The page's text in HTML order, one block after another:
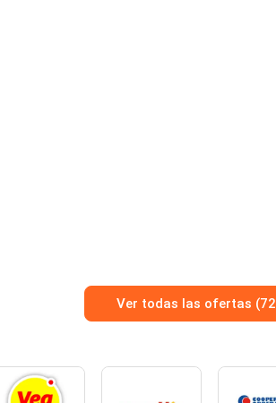
Ver todas las ofertas